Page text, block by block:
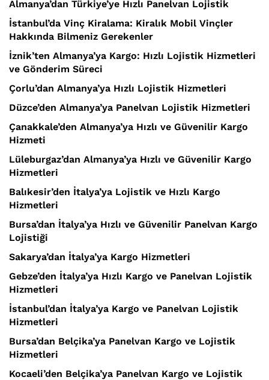
Almanya’dan Türkiye’ye Hızlı Panelvan Lojistik
İstanbul’da Vinç Kiralama: Kiralık Mobil Vinçler
Hakkında Bilmeniz Gerekenler
İznik’ten Almanya’ya Kargo: Hızlı Lojistik Hizmetleri
ve Gönderim Süreci
Çorlu’dan Almanya’ya Hızlı Lojistik Hizmetleri
Düzce’den Almanya’ya Panelvan Lojistik Hizmetleri
Çanakkale’den Almanya’ya Hızlı ve Güvenilir Kargo
Hizmeti
Lüleburgaz’dan Almanya’ya Hızlı ve Güvenilir Kargo
Hizmetleri
Balıkesir’den İtalya’ya Lojistik ve Hızlı Kargo
Hizmetleri
Bursa’dan İtalya’ya Hızlı ve Güvenilir Panelvan Kargo
Lojistiği
Sakarya’dan İtalya’ya Kargo Hizmetleri
Gebze’den İtalya’ya Hızlı Kargo ve Panelvan Lojistik
Hizmetleri
İstanbul’dan İtalya’ya Kargo ve Panelvan Lojistik
Hizmetleri
Bursa’dan Belçika’ya Panelvan Kargo ve Lojistik
Hizmetleri
Kocaeli’den Belçika’ya Panelvan Kargo ve Lojistik